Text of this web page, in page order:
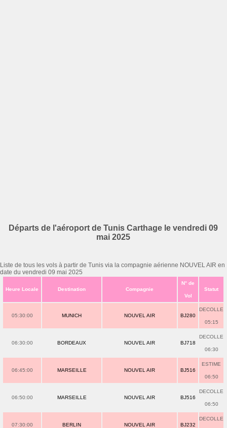
Départs de l'aéroport de Tunis Carthage le vendredi 09
mai 2025
Liste de tous les vols à partir de Tunis via la compagnie aérienne NOUVEL AIR en
date du vendredi 09 mai 2025
Heure Locale Destination Compagnie
N° de
Vol
Statut
05:30:00 MUNICH NOUVEL AIR BJ280
DECOLLE
05:15
06:30:00 BORDEAUX NOUVEL AIR BJ718
DECOLLE
06:30
06:45:00 MARSEILLE NOUVEL AIR BJ516
ESTIME
06:50
06:50:00 MARSEILLE NOUVEL AIR BJ516
DECOLLE
06:50
07:30:00 BERLIN NOUVEL AIR BJ232
DECOLLE